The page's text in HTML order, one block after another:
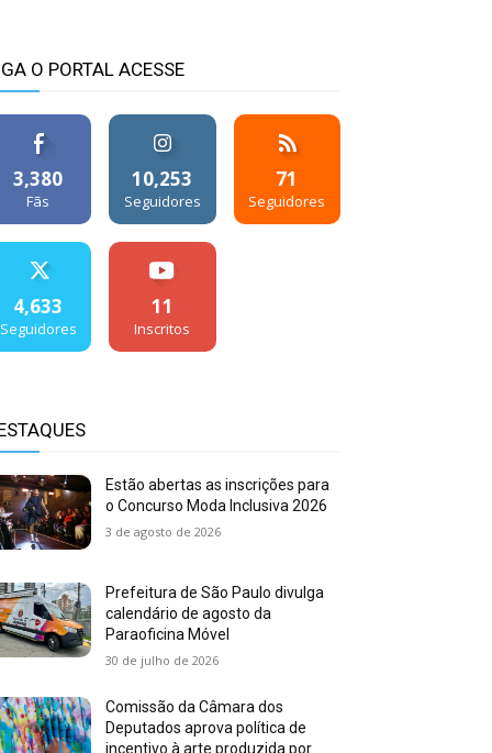
O PORTAL ACESSE
3,380
Fãs
10,253
Seguidores
71
Seguidores
4,633
Seguidores
11
Inscritos
Estão abertas as inscrições para
o Concurso Moda Inclusiva 2026
3 de agosto de 2026
Prefeitura de São Paulo divulga
calendário de agosto da
Paraoficina Móvel
30 de julho de 2026
Comissão da Câmara dos
Deputados aprova política de
incentivo à arte produzida por